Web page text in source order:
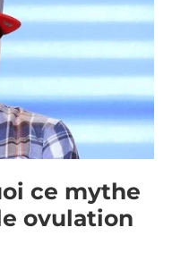
ce mythe
ovulation